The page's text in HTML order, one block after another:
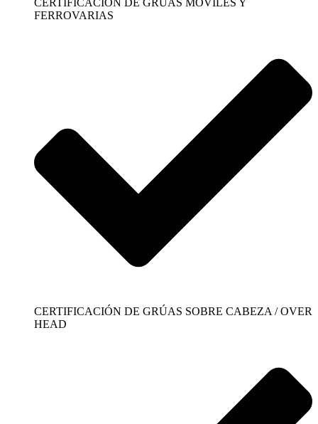
CERTIFICACIÓN DE GRÚAS MÓVILES Y
FERROVARIAS
CERTIFICACIÓN DE GRÚAS SOBRE CABEZA / OVER
HEAD